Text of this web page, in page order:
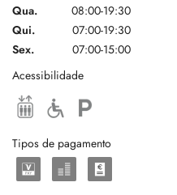
Qua.
08:00-19:30
Qui.
07:00-19:30
Sex.
07:00-15:00
Acessibilidade
Tipos de pagamento